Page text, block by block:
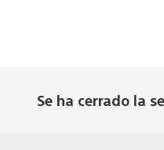
Se ha cerrado la